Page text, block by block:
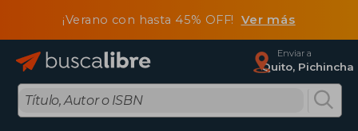
¡Verano con hasta 45% OFF! Ver más
Enviar a
Quito, Pichincha